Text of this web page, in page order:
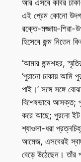
আর এসবে কবির
এই প্রেম কোনো
রক্তে-মজ্জায়-শিরা-
হিসেবে জন্ম নিতেন
‘আমার জন্মশহর,
‘পুরানো ঢাকায় আমি
পাই।’ সঙ্গে সঙ্গে
বিশেষভাবে আসক্ত;
করে আছে; পুরনো ইট
শ্যাওলা-ধরা
আমেজ, এসবেরই স্বাদ
বেড়ে উঠেছেন। তাঁর